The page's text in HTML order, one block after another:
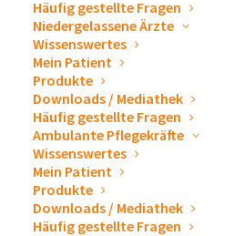
Häufig gestellte Fragen
Niedergelassene Ärzte
Wissenswertes
Mein Patient
Produkte
Downloads / Mediathek
Häufig gestellte Fragen
Ambulante Pflegekräfte
Wissenswertes
Mein Patient
Produkte
Downloads / Mediathek
Häufig gestellte Fragen
Umsatzsteuer-
Umsatzsteuergesetz:
Umsatzsteuer-ID: ATU68672714